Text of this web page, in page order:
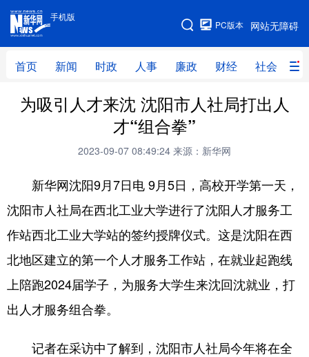
手机版
网站无障碍
PC版本
首页 新闻 时政 人事 廉政 财经 社会 科
手机版
网站地图
首页 新闻 时政 人事
财经 社会
体育 视频 直播 无人机
地方频道
辽宁
为吸引人才来沈 沈阳市人社局打出人
才“组合拳”
2023-09-07 08:49:24 来源：新华网
新华网沈阳9月7日电 9月5日，高校开学第一天，
沈阳市人社局在西北工业大学进行了沈阳人才服务工
作站西北工业大学站的签约授牌仪式。这是沈阳在西
北地区建立的第一个人才服务工作站，在就业起跑线
上陪跑2024届学子，为服务大学生来沈回沈就业，打
出人才服务组合拳。
记者在采访中了解到，沈阳市人社局今年将在全